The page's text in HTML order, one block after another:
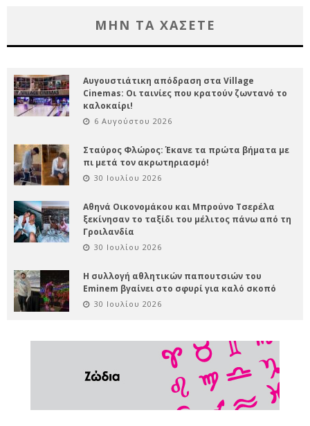
ΜΗΝ ΤΑ ΧΑΣΕΤΕ
Αυγουστιάτικη απόδραση στα Village
Cinemas: Οι ταινίες που κρατούν ζωντανό το
καλοκαίρι!
6 Αυγούστου 2026
Σταύρος Φλώρος: Έκανε τα πρώτα βήματα με
πι μετά τον ακρωτηριασμό!
30 Ιουλίου 2026
Αθηνά Οικονομάκου και Μπρούνο Τσερέλα
ξεκίνησαν το ταξίδι του μέλιτος πάνω από τη
Γροιλανδία
30 Ιουλίου 2026
Η συλλογή αθλητικών παπουτσιών του
Eminem βγαίνει στο σφυρί για καλό σκοπό
30 Ιουλίου 2026